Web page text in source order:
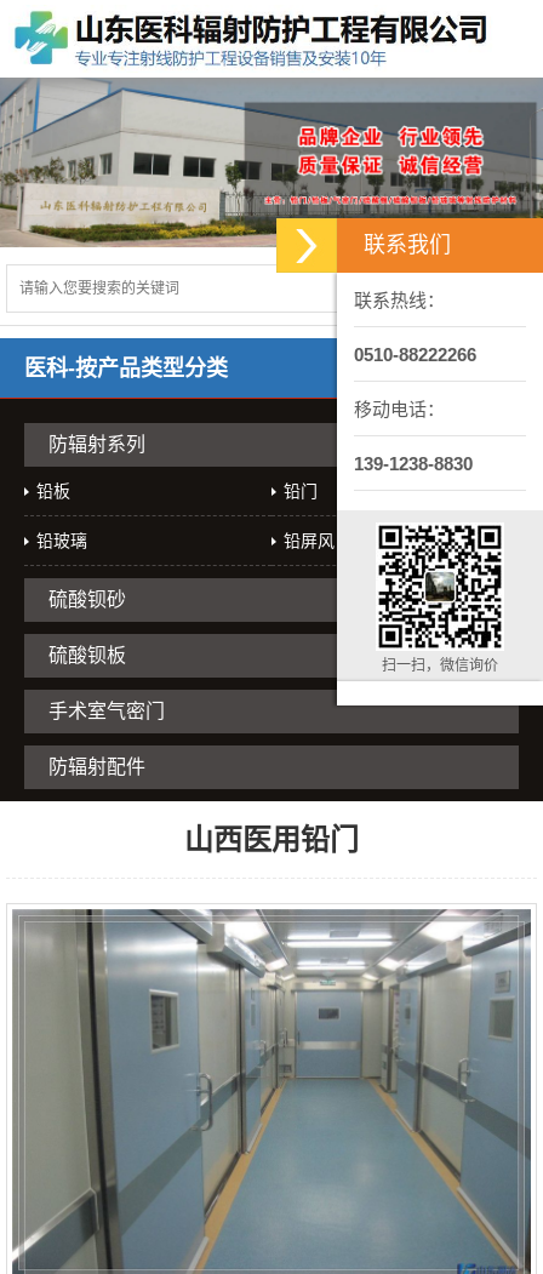
医科-按产品类型分类
防辐射系列
铅板 铅门
铅玻璃 铅屏风
硫酸钡砂
硫酸钡板
手术室气密门
防辐射配件
山西医用铅门
联系我们
联系热线：
0510-88222266
移动电话：
139-1238-8830
扫一扫，微信询价